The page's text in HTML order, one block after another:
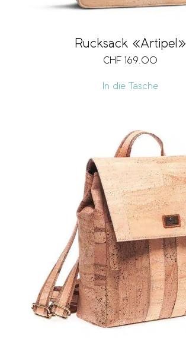
Rucksack «Artipel»
CHF 169.00
In die Tasche